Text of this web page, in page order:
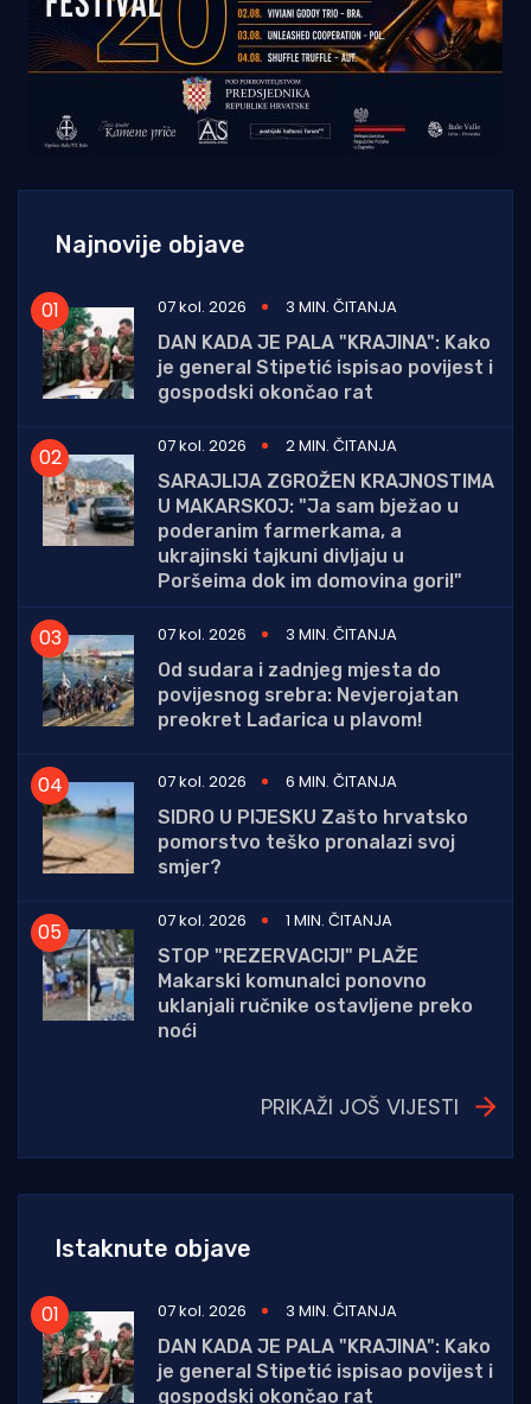
Najnovije objave
07 kol. 2026
3 MIN. ČITANJA
DAN KADA JE PALA "KRAJINA": Kako
je general Stipetić ispisao povijest i
gospodski okončao rat
07 kol. 2026
2 MIN. ČITANJA
SARAJLIJA ZGROŽEN KRAJNOSTIMA
U MAKARSKOJ: "Ja sam bježao u
poderanim farmerkama, a
ukrajinski tajkuni divljaju u
Poršeima dok im domovina gori!"
07 kol. 2026
3 MIN. ČITANJA
Od sudara i zadnjeg mjesta do
povijesnog srebra: Nevjerojatan
preokret Lađarica u plavom!
07 kol. 2026
6 MIN. ČITANJA
SIDRO U PIJESKU Zašto hrvatsko
pomorstvo teško pronalazi svoj
smjer?
07 kol. 2026
1 MIN. ČITANJA
STOP "REZERVACIJI" PLAŽE
Makarski komunalci ponovno
uklanjali ručnike ostavljene preko
noći
PRIKAŽI JOŠ VIJESTI
Istaknute objave
07 kol. 2026
3 MIN. ČITANJA
DAN KADA JE PALA "KRAJINA": Kako
je general Stipetić ispisao povijest i
gospodski okončao rat